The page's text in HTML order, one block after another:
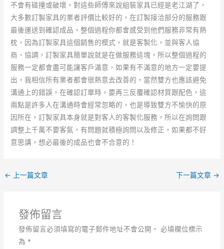
不會有碰撞或破壞，對這些師傅來說組裝家具已經是老江湖了，
大多數訂製家具的業者評價比較好的，在訂製接洽部分的服務跟
最後運送到確認成品，整個過程你都會感受到他們服務非常有熱
枕，因為訂製家具這個銷售的模式，就是客製化，並與客人協
商、協調，訂製家具簡單說就是在做服務這塊，所以整個過程的
服務一定都會盡可能讓客戶滿意，如果有不滿意的地方一定要提
出，我相信所有業者都會很熱意去改善的，當然雙方也應該避免
溝通上的錯誤，在確認訂單時，要再三反覆確認材質跟配色，這
兩點是許多人在溝通時會經常忽略的，也是導致雙方不愉快的原
因所在，訂製家具本身就是對客人的客製化服務，所以在詢問跟
調整上千萬不要客氣，有問題就積極詢問以及修正，如果都不好
意思講，想必最後的成品也會不合意的！
← 上一篇文章 下一篇文章 →
發佈留言
發佈留言必須填寫的電子郵件地址不會公開。 必填欄位標示
為 *